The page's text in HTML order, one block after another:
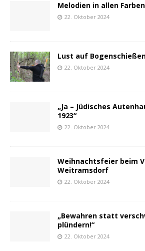
Melodien in allen Farben
22. Oktober 2024
Lust auf
22. Oktober 2024
„Ja – Jüdisches
1923“
22. Oktober 2024
Weihnachtsfeier beim
Weitramsdorf
22. Oktober 2024
„Bewahren statt
plündern!“
22. Oktober 2024